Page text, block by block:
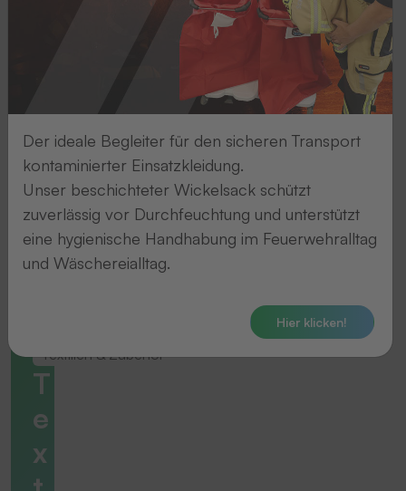
Textilien & Zubehör
T
e
x
Der ideale Begleiter für den sicheren Transport
kontaminierter Einsatzkleidung.
Unser beschichteter Wickelsack schützt
zuverlässig vor Durchfeuchtung und unterstützt
eine hygienische Handhabung im Feuerwehralltag
und Wäschereialltag.
Hier klicken!